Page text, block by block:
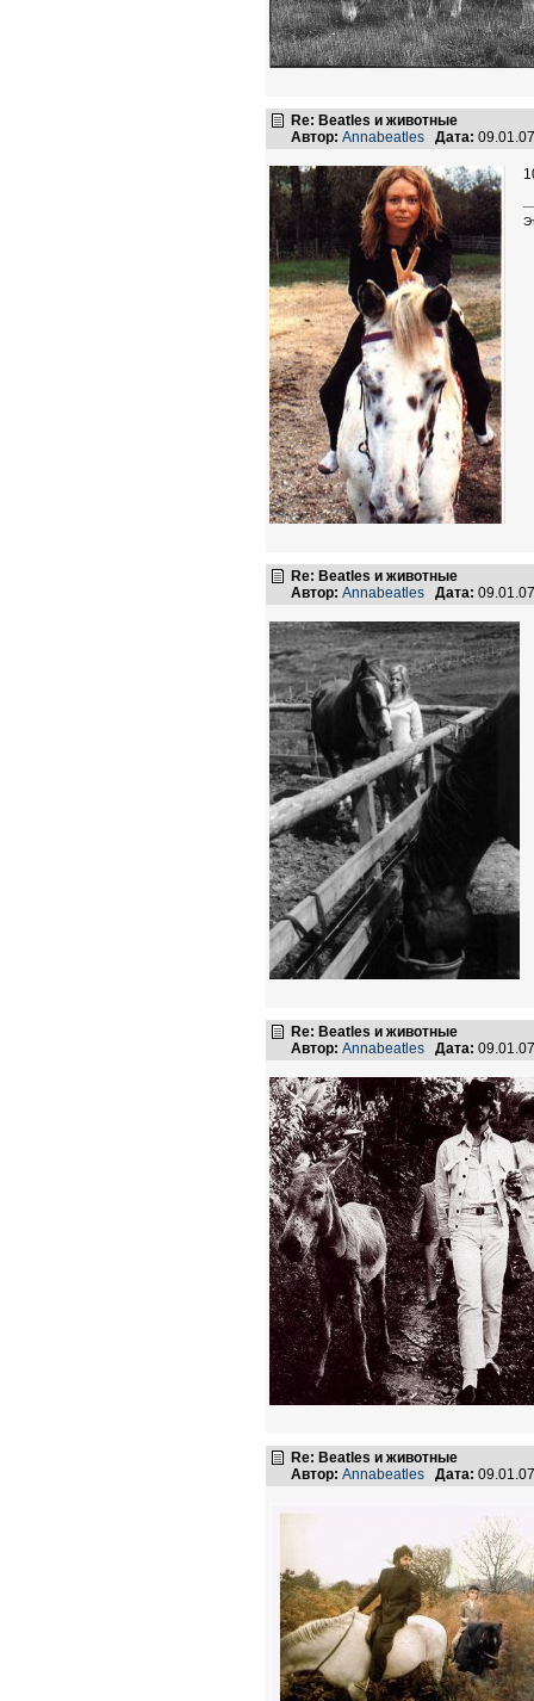
Re: Beatles и животные
Автор: Annabeatles Дата:
Re: Beatles и животные
Автор: Annabeatles Дата:
Re: Beatles и животные
Автор: Annabeatles Дата:
Re: Beatles и животные
Автор: Annabeatles Дата: